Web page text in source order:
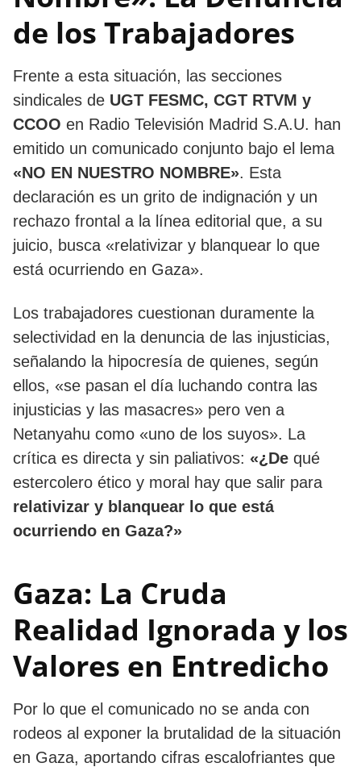
de los Trabajadores
Frente a esta situación, las secciones
sindicales de UGT FESMC, CGT RTVM y
CCOO en Radio Televisión Madrid S.A.U. han
emitido un comunicado conjunto bajo el lema
«NO EN NUESTRO NOMBRE». Esta
declaración es un grito de indignación y un
rechazo frontal a la línea editorial que, a su
juicio, busca «relativizar y blanquear lo que
está ocurriendo en Gaza».
Los trabajadores cuestionan duramente la
selectividad en la denuncia de las injusticias,
señalando la hipocresía de quienes, según
ellos, «se pasan el día luchando contra las
injusticias y las masacres» pero ven a
Netanyahu como «uno de los suyos». La
crítica es directa y sin paliativos: «¿De qué
estercolero ético y moral hay que salir para
relativizar y blanquear lo que está
ocurriendo en Gaza?»
Gaza: La Cruda
Realidad Ignorada y los
Valores en Entredicho
Por lo que el comunicado no se anda con
rodeos al exponer la brutalidad de la situación
en Gaza, aportando cifras escalofriantes que